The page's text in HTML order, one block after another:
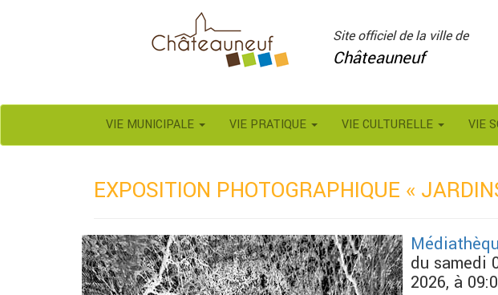
Site officiel de la ville de
Châteauneuf
VIE MUNICIPALE VIE PRATIQUE VIE CULTURELLE VIE
EXPOSITION PHOTOGRAPHIQUE «
du samedi
2026, à